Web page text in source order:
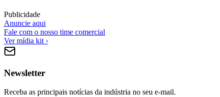
Publicidade
Anuncie aqui
Fale com o nosso time comercial
Ver mídia kit ›
Newsletter
Receba as principais notícias da indústria no seu e-mail.